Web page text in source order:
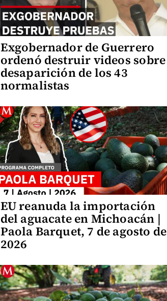
Exgobernador de Guerrero
ordenó destruir videos sobre
desaparición de los 43
normalistas
EU reanuda la importación
del aguacate en Michoacán |
Paola Barquet, 7 de agosto de
2026